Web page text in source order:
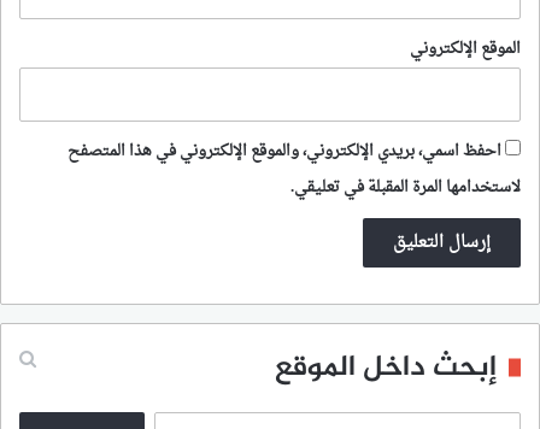
الموقع الإلكتروني
احفظ اسمي، بريدي الإلكتروني، والموقع الإلكتروني في هذا المتصفح
لاستخدامها المرة المقبلة في تعليقي.
إبحث داخل الموقع